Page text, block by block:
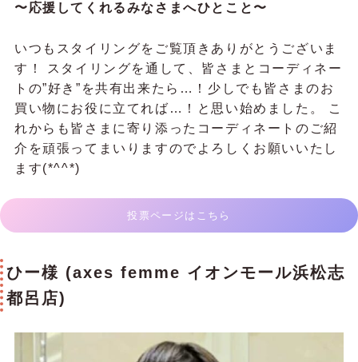
〜応援してくれるみなさまへひとこと〜
いつもスタイリングをご覧頂きありがとうございま
す！ スタイリングを通して、皆さまとコーディネー
トの”好き”を共有出来たら…！少しでも皆さまのお
買い物にお役に立てれば…！と思い始めました。 こ
れからも皆さまに寄り添ったコーディネートのご紹
介を頑張ってまいりますのでよろしくお願いいたし
ます(*^^*)
投票ページはこちら
ひー様 (axes femme イオンモール浜松志
都呂店)